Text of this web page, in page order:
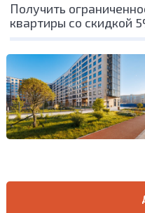
Получить
квартиры со скидкой